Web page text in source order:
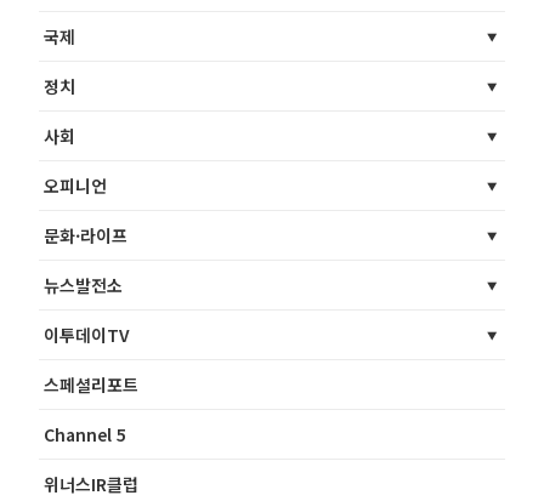
국제
정치
사회
오피니언
문화·라이프
뉴스발전소
이투데이TV
스페셜리포트
Channel 5
위너스IR클럽